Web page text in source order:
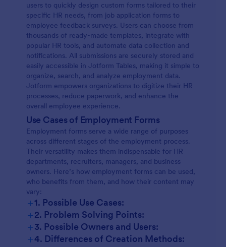
users to quickly design custom forms tailored to their
specific HR needs, from job application forms to
employee feedback surveys. Users can choose from
thousands of ready-made templates, integrate with
popular HR tools, and automate data collection and
notifications. All submissions are securely stored and
easily accessible in Jotform Tables, making it simple to
organize, search, and analyze employment data.
Jotform empowers organizations to digitize their HR
processes, reduce paperwork, and enhance the
overall employee experience.
Use Cases of Employment Forms
Employment forms serve a wide range of purposes
across different stages of the employment process.
Their versatility makes them indispensable for HR
departments, recruiters, managers, and business
owners. Here’s how employment forms can be used,
who benefits from them, and how their content may
vary:
+1. Possible Use Cases:
+2. Problem Solving Points:
+3. Possible Owners and Users:
+4. Differences of Creation Methods: